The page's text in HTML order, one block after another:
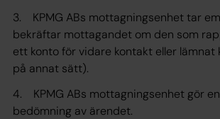
3. KPMG ABs mottagningsenhet tar
bekräftar mottagandet om den som
ett konto för vidare kontakt eller
på annat sätt).
4. KPMG ABs mottagningsenhet gör
bedömning av ärendet.